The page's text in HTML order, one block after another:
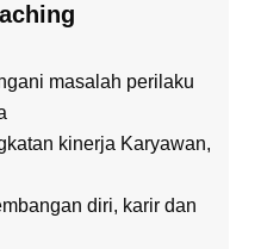
masalah perilaku
kinerja Karyawan,
diri, karir dan